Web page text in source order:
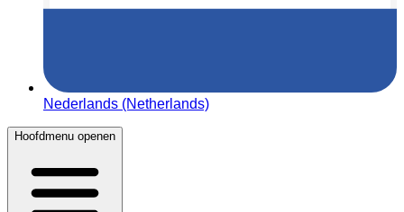
Nederlands (Netherlands)
Hoofdmenu openen